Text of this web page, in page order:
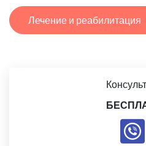
Лечение и реабилитация